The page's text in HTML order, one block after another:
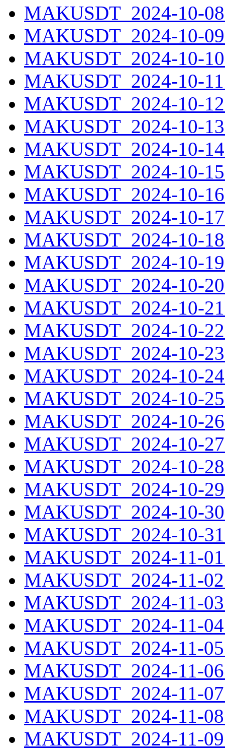
MAKUSDT_2024-10-
MAKUSDT_2024-10-
MAKUSDT_2024-10-
MAKUSDT_2024-10-
MAKUSDT_2024-10-
MAKUSDT_2024-10-
MAKUSDT_2024-10-
MAKUSDT_2024-10-
MAKUSDT_2024-10-
MAKUSDT_2024-10-
MAKUSDT_2024-10-
MAKUSDT_2024-10-
MAKUSDT_2024-10-
MAKUSDT_2024-10-
MAKUSDT_2024-10-
MAKUSDT_2024-10-
MAKUSDT_2024-10-
MAKUSDT_2024-10-
MAKUSDT_2024-10-
MAKUSDT_2024-10-
MAKUSDT_2024-10-
MAKUSDT_2024-10-
MAKUSDT_2024-10-
MAKUSDT_2024-10-
MAKUSDT_2024-11-
MAKUSDT_2024-11-
MAKUSDT_2024-11-
MAKUSDT_2024-11-
MAKUSDT_2024-11-
MAKUSDT_2024-11-
MAKUSDT_2024-11-
MAKUSDT_2024-11-
MAKUSDT_2024-11-